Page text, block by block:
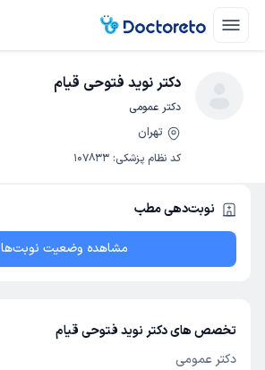
دکتر نوید فتوحی قیام
دکتر عمومی
تهران
کد نظام پزشکی:
107833
نوبت‌دهی مطب
مشاهده وضعیت نوبت‌ها
تخصص های دکتر نوید فتوحی قیام
دکتر عمومی